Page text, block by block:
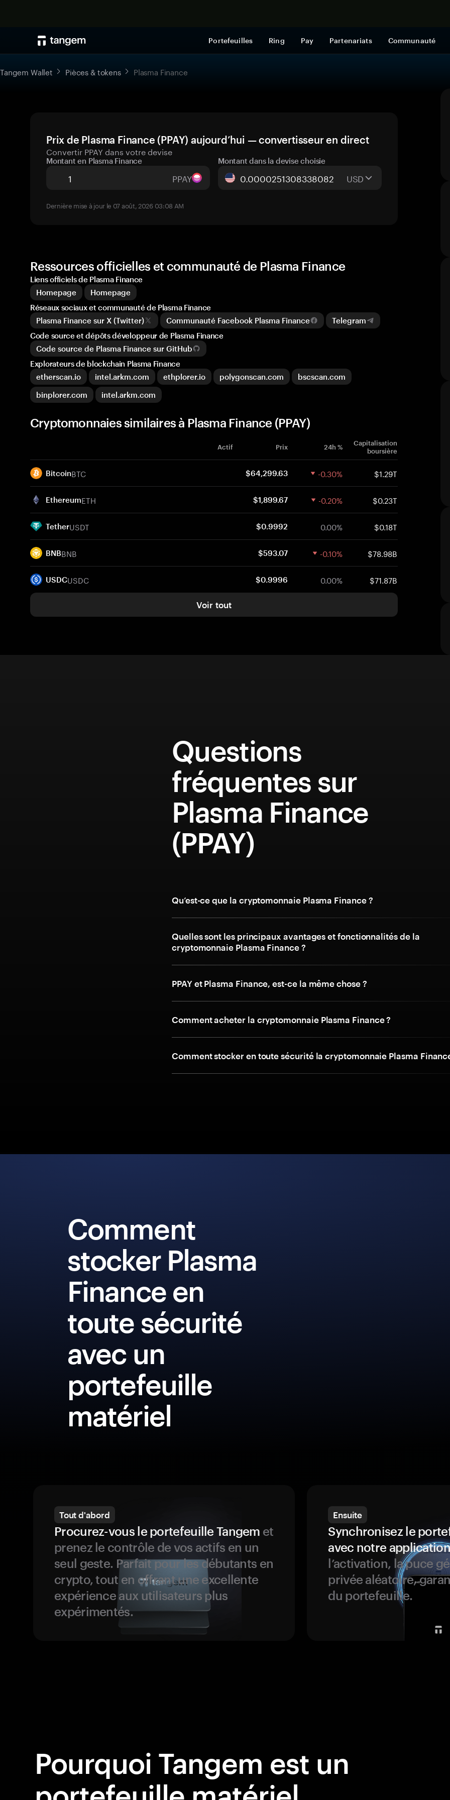
Portefeuilles Ring Pay Partenariats Communauté
Tangem Wallet Pièces & tokens Plasma Finance
Prix de Plasma Finance (PPAY) aujourd’hui — convertisseur en direct
Convertir PPAY dans votre devise
Montant en Plasma Finance
PPAY
Montant dans la devise choisie
USD
Dernière mise à jour le 07 août, 2026 03:08 AM
Ressources officielles et communauté de Plasma Finance
Liens officiels de Plasma Finance
Homepage
Homepage
Réseaux sociaux et communauté de Plasma Finance
Plasma Finance sur X (Twitter)
Communauté Facebook Plasma Finance
Telegram
Code source et dépôts développeur de Plasma Finance
Code source de Plasma Finance sur GitHub
Explorateurs de blockchain Plasma Finance
etherscan.io
intel.arkm.com ethplorer.io polygonscan.com
bscscan.com
binplorer.com
intel.arkm.com
Cryptomonnaies similaires à Plasma Finance (PPAY)
Actif Prix 24h %
Capitalisation
boursière
BitcoinBTC $64,299.63 -0.30% $1.29T
EthereumETH $1,899.67 -0.20% $0.23T
TetherUSDT $0.9992 0.00% $0.18T
BNBBNB $593.07 -0.10% $78.98B
USDCUSDC $0.9996 0.00% $71.87B
Voir tout
Questions
fréquentes sur
Plasma Finance
(PPAY)
Qu’est-ce que la cryptomonnaie Plasma Finance ?
Quelles sont les principaux avantages et fonctionnalités de la
cryptomonnaie Plasma Finance ?
PPAY et Plasma Finance, est-ce la même chose ?
Comment acheter la cryptomonnaie Plasma Finance ?
Comment stocker en toute sécurité la cryptomonnaie Plasma
Comment
stocker Plasma
Finance en
toute sécurité
avec un
portefeuille
matériel
Tout d'abord
Procurez-vous le portefeuille Tangem et
prenez le contrôle de vos actifs en un
seul geste. Parfait pour les débutants en
crypto, tout en offrant une excellente
expérience aux utilisateurs plus
expérimentés.
Ensuite
Synchronisez le
avec notre
l’activation, la puce
privée aléatoire,
du portefeuille.
Pourquoi Tangem est un